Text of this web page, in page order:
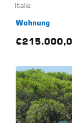
Italia
Wohnung